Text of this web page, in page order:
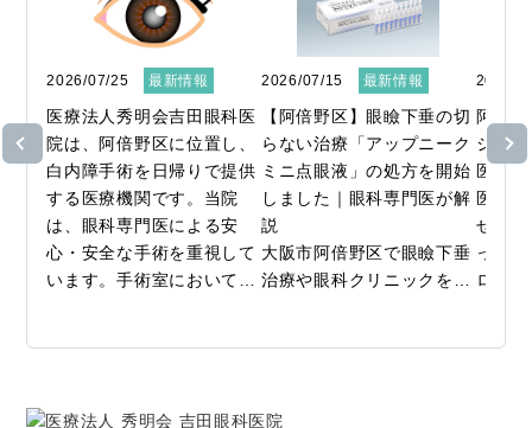
2026/07/25 最新情報
医療法人秀明会吉田眼科医
院は、阿倍野区に位置し、
白内障手術を日帰りで提供
する医療機関です。当院
は、眼科専門医による安
心・安全な手術を重視して
います。手術室において
2026/07/15 最新情報
【阿倍野区】眼瞼下垂の切
らない治療「アップニーク
ミニ点眼液」の処方を開始
しました｜眼科専門医が解
説
大阪市阿倍野区で眼瞼下垂
治療や眼科クリニックをお
悩みの方に向けた新しい選
2026/
阿倍
ジー
医療
医院
せた
って
ロジ